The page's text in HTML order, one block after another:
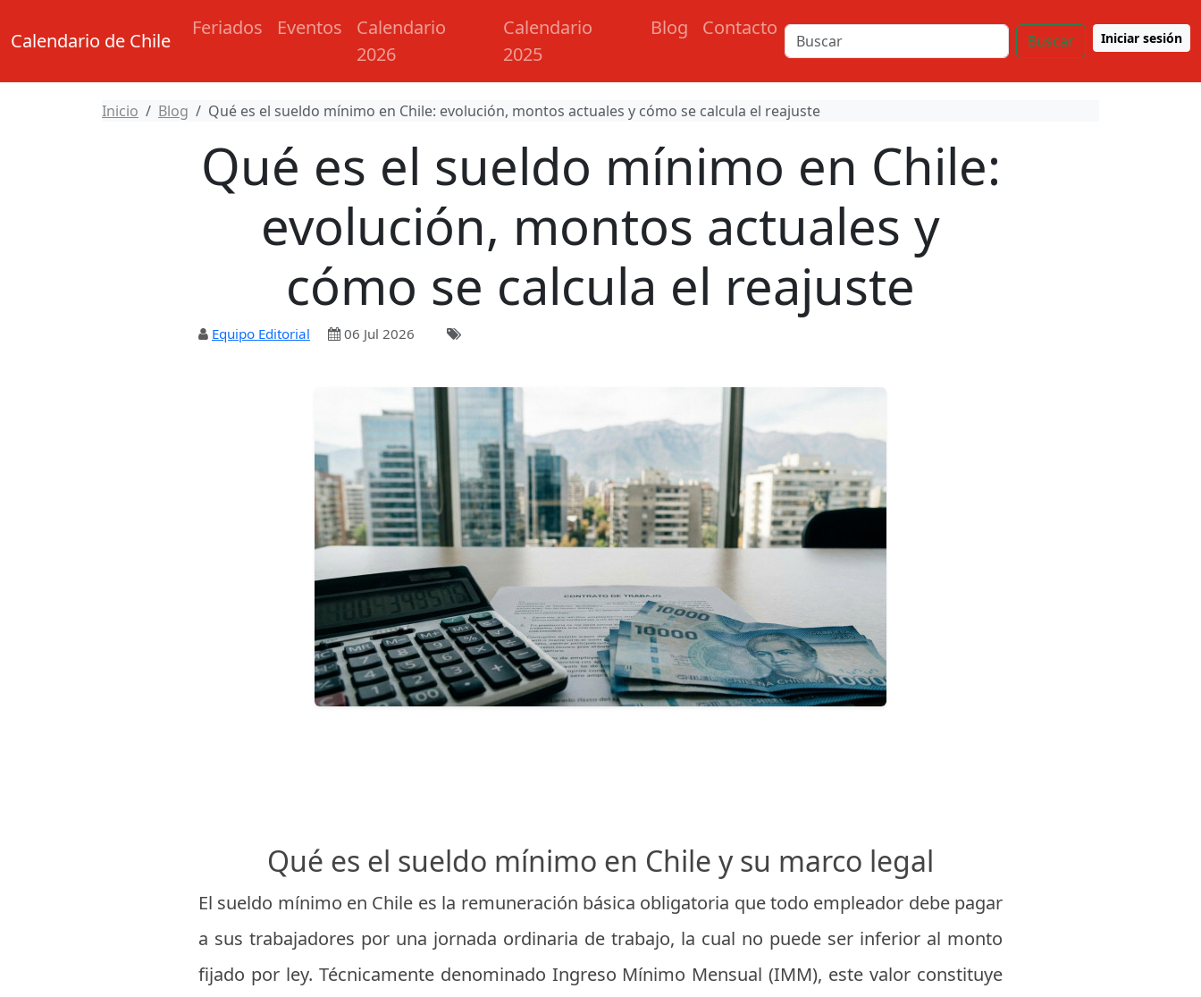
Calendario de Chile
Feriados Eventos
Calendario
2026
Calendario
2025
Blog Contacto
Buscar Iniciar sesión
Inicio Blog Qué es el sueldo mínimo en Chile: evolución, montos actuales y cómo se calcula el reajuste
Qué es el sueldo mínimo en Chile:
evolución, montos actuales y
cómo se calcula el reajuste
Equipo Editorial 06 Jul 2026
Qué es el sueldo mínimo en Chile y su marco legal
El sueldo mínimo en Chile es la remuneración básica obligatoria que todo empleador debe pagar
a sus trabajadores por una jornada ordinaria de trabajo, la cual no puede ser inferior al monto
fijado por ley. Técnicamente denominado Ingreso Mínimo Mensual (IMM), este valor constituye